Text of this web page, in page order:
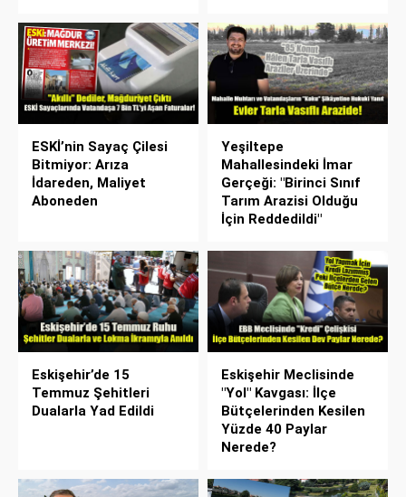
ESKİ’nin Sayaç Çilesi
Bitmiyor: Arıza
İdareden, Maliyet
Aboneden
Yeşiltepe
Mahallesindeki İmar
Gerçeği: "Birinci Sınıf
Tarım Arazisi Olduğu
İçin Reddedildi"
Eskişehir’de 15
Temmuz Şehitleri
Dualarla Yad Edildi
Eskişehir Meclisinde
"Yol" Kavgası: İlçe
Bütçelerinden Kesilen
Yüzde 40 Paylar
Nerede?